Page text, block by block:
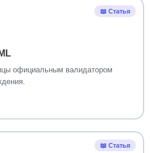
официальным валидатором
📖 Статья
📖 Статья